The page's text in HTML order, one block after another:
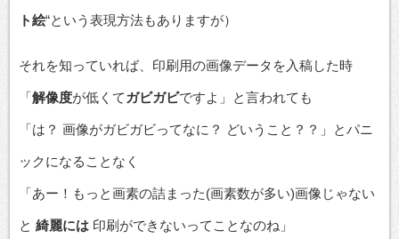
ト絵“という表現方法もありますが）
それを知っていれば、印刷用の画像データを入稿した時
「解像度が低くて ガビガビですよ」と言われても
「は？ 画像がガビガビってなに？ どいうこと？？」とパニ
ックになることなく
「あー！もっと画素の詰まった(画素数が多い)画像じゃない
と 綺麗には 印刷ができないってことなのね」